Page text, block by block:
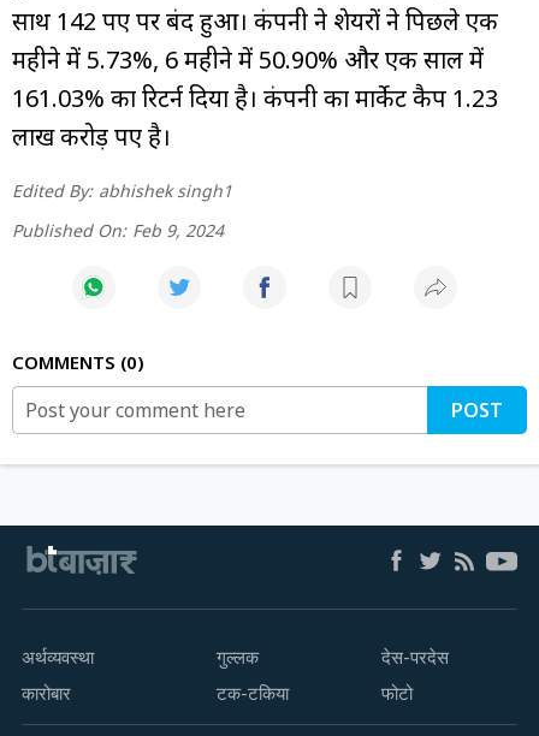
साथ 142 रुपए पर बंद हुआ। कंपनी ने शेयरों ने पिछले एक
महीने में 5.73%, 6 महीने में 50.90% और एक साल में
161.03% का रिटर्न दिया है। कंपनी का मार्केट कैप 1.23
लाख करोड़ रुपए है।
Edited By: abhishek singh1
Published On: Feb 9, 2024
COMMENTS 0
POST
अर्थव्यवस्था
कारोबार
गुल्लक
टक-टकिया
देस-परदेस
फोटो